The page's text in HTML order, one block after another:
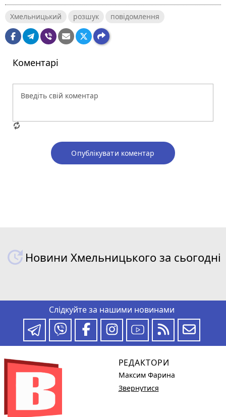
Хмельницький розшук повідомлення
Коментарі
Опублікувати коментар
Новини Хмельницького за сьогодні
Слідкуйте за нашими новинами
РЕДАКТОРИ
Максим Фарина
Звернутися